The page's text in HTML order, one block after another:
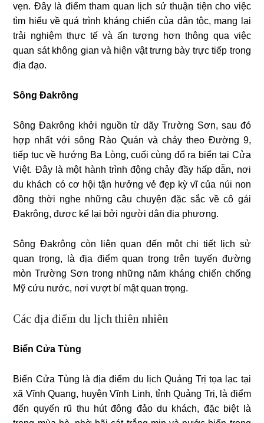
vẹn. Đây là điểm tham quan lịch sử thuận tiện cho việc
tìm hiểu về quá trình kháng chiến của dân tộc, mang lại
trải nghiệm thực tế và ấn tượng hơn thông qua việc
quan sát không gian và hiện vật trưng bày trực tiếp trong
địa đạo.
Sông Đakrông
Sông Đakrông khởi nguồn từ dãy Trường Sơn, sau đó
hợp nhất với sông Rào Quán và chảy theo Đường 9,
tiếp tục về hướng Ba Lòng, cuối cùng đổ ra biển tại Cửa
Việt. Đây là một hành trình động chảy đầy hấp dẫn, nơi
du khách có cơ hội tận hưởng vẻ đẹp kỳ vĩ của núi non
đồng thời nghe những câu chuyện đặc sắc về cô gái
Đakrông, được kể lại bởi người dân địa phương.
Sông Đakrông còn liên quan đến một chi tiết lịch sử
quan trọng, là địa điểm quan trọng trên tuyến đường
mòn Trường Sơn trong những năm kháng chiến chống
Mỹ cứu nước, nơi vượt bí mật quan trọng.
Các địa điểm du lịch thiên nhiên
Biển Cửa Tùng
Biển Cửa Tùng là địa điểm du lịch Quảng Trị tọa lạc tại
xã Vĩnh Quang, huyện Vĩnh Linh, tỉnh Quảng Trị, là điểm
đến quyến rũ thu hút đông đảo du khách, đặc biệt là